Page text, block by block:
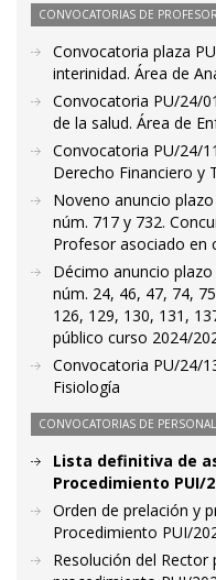
CONVOCATORIAS DE
Convocatoria plaza
interinidad. Área de
Convocatoria PU/24/
de la salud. Área de
Convocatoria PU/24/
Derecho Financiero y
Noveno anuncio
núm. 717 y 732.
Profesor asociado en
Décimo anuncio
núm. 24, 46, 47, 74,
126, 129, 130, 131,
público curso 2024/
Convocatoria PU/24/
Fisiología
CONVOCATORIAS DE
Lista definitiva de
Procedimiento PUI/
Orden de prelación y
Procedimiento PUI/
Resolución del